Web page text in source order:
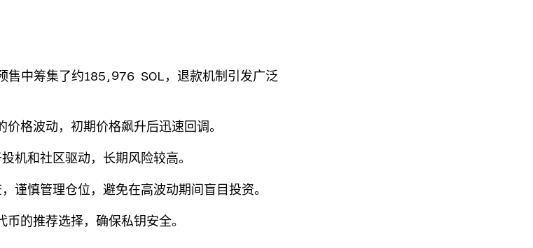
售中筹集了约185,976 SOL，退款机制引发广泛
格波动，初期价格飙升后迅速回调。
机和社区驱动，长期风险较高。
谨慎管理仓位，避免在高波动期间盲目投资。
的推荐选择，确保私钥安全。